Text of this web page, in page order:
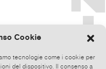
Cookie
tecnologie come i cookie per
del dispositivo. Il consenso a